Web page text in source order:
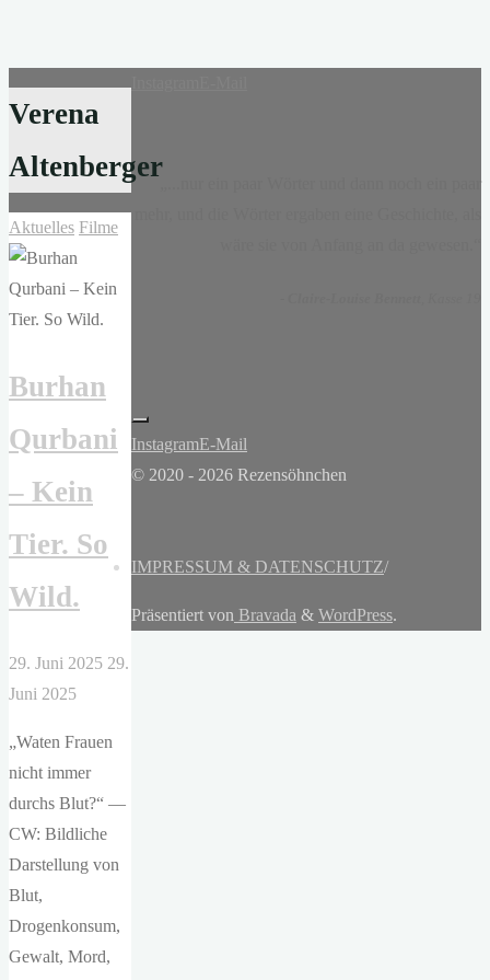
Verena
Altenberger
Aktuelles Filme
Burhan
Qurbani
– Kein
Tier. So
Wild.
29. Juni 2025 29.
Juni 2025
„Waten Frauen
nicht immer
durchs Blut?“ —
CW: Bildliche
Darstellung von
Blut,
Drogenkonsum,
Gewalt, Mord,
InstagramE-Mail
© 2020 - 2026 Rezensöhnchen
IMPRESSUM & DATENSCHUTZ/
Präsentiert von Bravada & WordPress.